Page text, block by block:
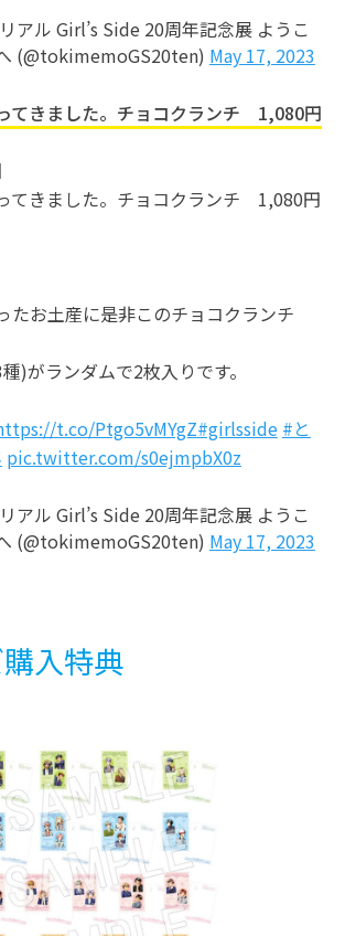
アル Girl’s Side 20周年記念展 ようこ
(@tokimemoGS20ten) May 17, 2023
てきました。チョコクランチ 1,080円
てきました。チョコクランチ 1,080円
たお土産に是非このチョコクランチ
)がランダムで2枚入りです。
t.co/Ptgo5vMYgZ#girlsside #と
pic.twitter.com/s0ejmpbX0z
アル Girl’s Side 20周年記念展 ようこ
(@tokimemoGS20ten) May 17, 2023
入特典